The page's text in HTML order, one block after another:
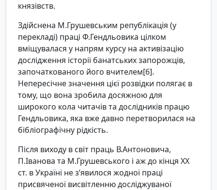
князівств.
Здійснена М.Грушевським републікація (у
перекладі) праці Ф.Гендльовика цілком
вміщувалася у напрям курсу на активізацію
дослідження історії банатських запорожців,
започаткованого його вчителем[6].
Непересічне значення цієї розвідки полягає в
тому, що вона зробила досяжною для
широкого кола читачів та дослідників працю
Гендльовика, яка вже давно перетворилася на
бібліографічну рідкість.
Після виходу в світ праць В.Антоновича,
П.Іванова та М.Грушевського і аж до кінця ХХ
ст. в Україні не з’явилося жодної праці
присвяченої висвітленню досліджуваної